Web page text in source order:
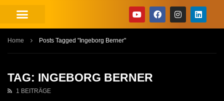
Home Posts Tagged "Ingeborg Berner"
TAG: INGEBORG BERNER
1 BEITRÄGE